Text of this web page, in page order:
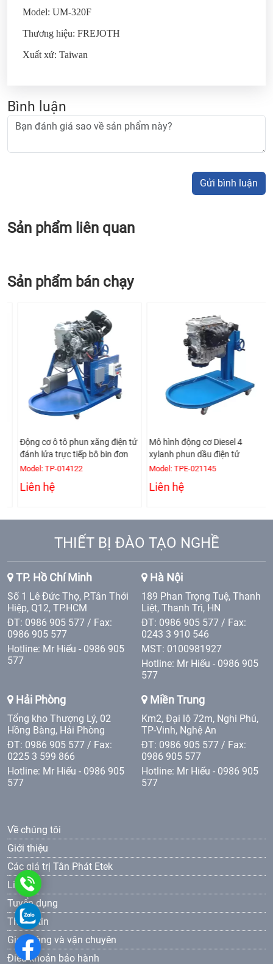
Model: UM-320F
Thương hiệu: FREJOTH
Xuất xứ: Taiwan
Bình luận
Gửi bình luận
Sản phẩm liên quan
Sản phẩm bán chạy
Động cơ ô tô phun xăng điện tử
đánh lửa trực tiếp bô bin đơn
Model: TP-014122
Liên hệ
Mô hình động cơ Diesel 4
xylanh phun dầu điện tử
Model: TPE-021145
Liên hệ
THIẾT BỊ ĐÀO TẠO NGHỀ
TP. Hồ Chí Minh
Số 1 Lê Đức Thọ, P.Tân Thới
Hiệp, Q12, TP.HCM
ĐT: 0986 905 577 / Fax:
0986 905 577
Hotline: Mr Hiếu - 0986 905
577
Hà Nội
189 Phan Trọng Tuệ, Thanh
Liệt, Thanh Trì, HN
ĐT: 0986 905 577 / Fax:
0243 3 910 546
MST: 0100981927
Hotline: Mr Hiếu - 0986 905
577
Hải Phòng
Tổng kho Thượng Lý, 02
Hồng Bàng, Hải Phòng
ĐT: 0986 905 577 / Fax:
0225 3 599 866
Hotline: Mr Hiếu - 0986 905
577
Miền Trung
Km2, Đại lộ 72m, Nghi Phú,
TP-Vinh, Nghệ An
ĐT: 0986 905 577 / Fax:
0986 905 577
Hotline: Mr Hiếu - 0986 905
577
Về chúng tôi
Giới thiệu
Các giá trị Tân Phát Etek
Liên hệ
Tuyển dụng
Thông tin
Giao hàng và vận chuyên
Điều khoản bảo hành
905
577
0986
905